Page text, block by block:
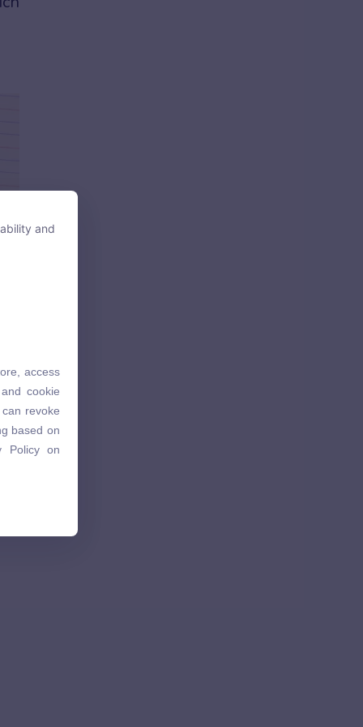
and
cookie
revoke
based on
on
and
access
cookie
revoke
based on
Policy on